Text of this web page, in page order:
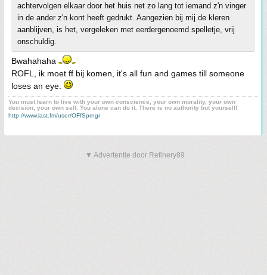
achtervolgen elkaar door het huis net zo lang tot iemand z'n vinger
in de ander z'n kont heeft gedrukt. Aangezien bij mij de kleren
aanblijven, is het, vergeleken met eerdergenoemd spelletje, vrij
onschuldig.
Bwahahaha
ROFL, ik moet ff bij komen, it's all fun and games till someone
loses an eye.
You must learn to live with your own conscience, your own morality, your own
decision, your own self. You alone can do it. There is no authority but yourself!
http://www.last.fm/user/OFfSprngr
▼ Advertentie door Refinery89